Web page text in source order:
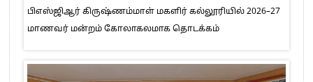
பிஎஸ்ஜிஆர் கிருஷ்ணம்மாள் மகளிர் கல்லூரியில் 2026–27
மாணவர் மன்றம் கோலாகலமாக தொடக்கம்